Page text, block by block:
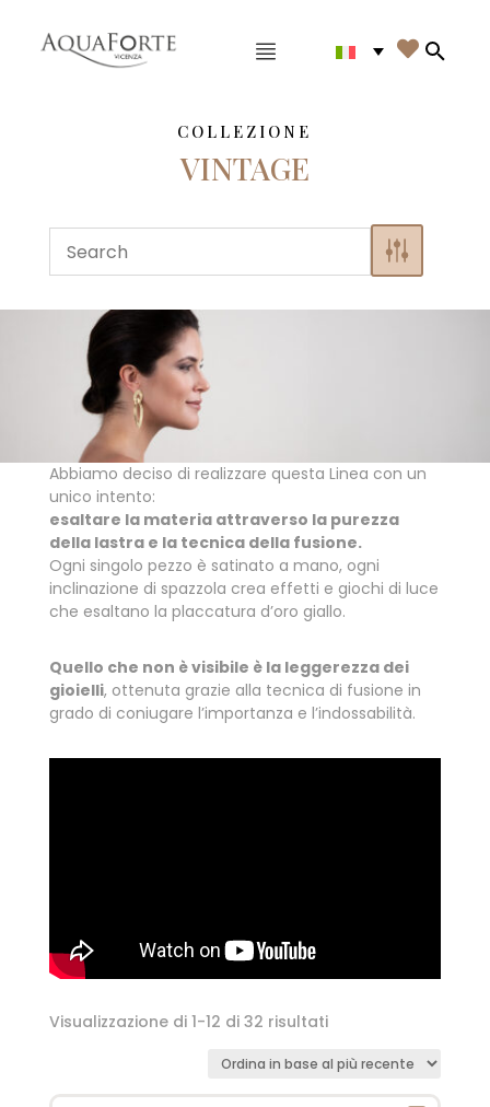
Menù principale 
COLLEZIONE
VINTAGE
Abbiamo deciso di realizzare questa Linea con un
unico intento:
esaltare la materia attraverso la purezza
della lastra e la tecnica della fusione.
Ogni singolo pezzo è satinato a mano, ogni
inclinazione di spazzola crea effetti e giochi di luce
che esaltano la placcatura d’oro giallo.
Quello che non è visibile è la leggerezza dei
gioielli, ottenuta grazie alla tecnica di fusione in
grado di coniugare l’importanza e l’indossabilità.
Visualizzazione di 1-12 di 32 risultati